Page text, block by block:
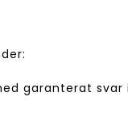
garanterat